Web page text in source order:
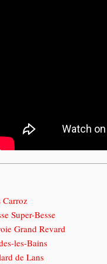
Carroz
Super-Besse
Grand Revard
les-Bains
de Lans